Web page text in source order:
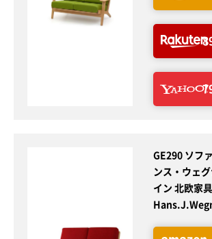
GE290 ソフ
ンス・ウェ
イン 北欧家